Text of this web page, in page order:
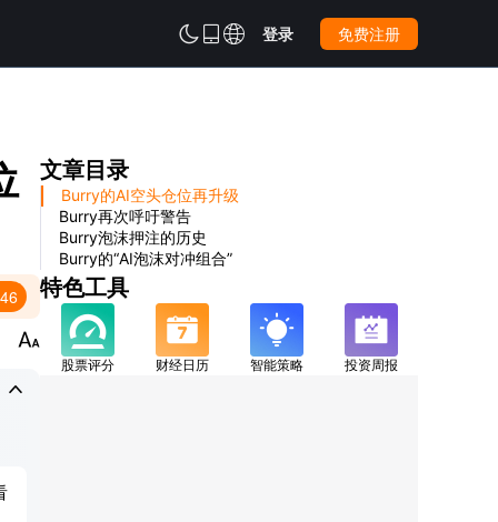
 登录 免费注册


文章目录
Burry的AI空头仓位再升级
Burry再次呼吁警告
Burry泡沫押注的历史
Burry的“AI泡沫对冲组合”
特色工具
股票评分 财经日历 智能策略 投资周报